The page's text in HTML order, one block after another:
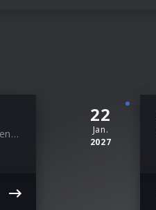
Oranienburg des Schlosses Nordkirchen, Nordkirchen, 18:00
22
Jan.
2027